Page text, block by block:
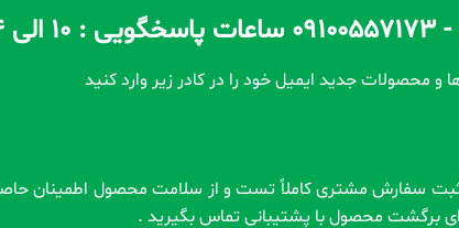
و محصولات جدید ایمیل خود را در کادر زیر وارد کنید
برگشت محصول با پشتیبانی تماس بگیرید .